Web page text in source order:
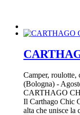
Camper, roulotte,
(Bologna) -
CARTHAGO
Il Carthago Chic
alta che unisce la